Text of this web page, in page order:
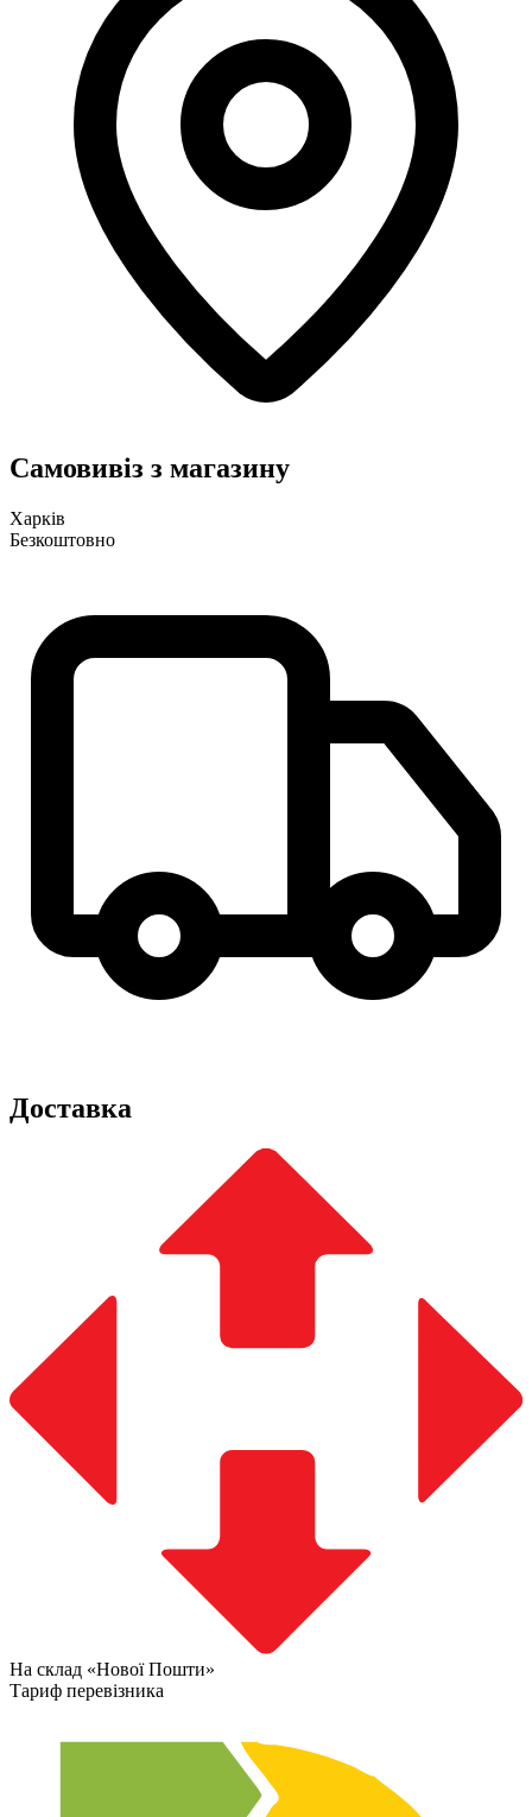
Самовивіз з магазину
Харків
Безкоштовно
Доставка
На склад «Нової Пошти»
Тариф перевізника